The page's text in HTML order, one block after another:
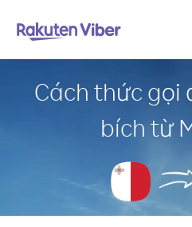
Cách thức gọi
bích từ